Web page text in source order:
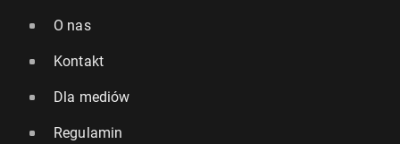
O nas
Kontakt
Dla mediów
Regulamin